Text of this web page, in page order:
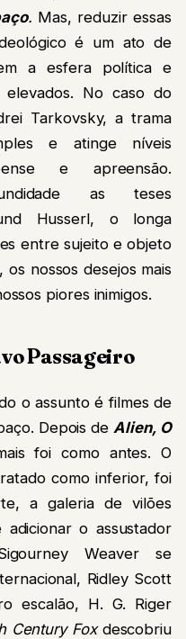
. Mas, reduzir essas
é um ato de
a esfera política e
elevados. No caso do
Tarkovsky, a trama
e atinge níveis
e apreensão.
as teses
Husserl, o longa
entre sujeito e objeto
nossos desejos mais
piores inimigos.
Passageiro
o assunto é filmes de
Depois de Alien, O
foi como antes. O
como inferior, foi
a galeria de vilões
o assustador
Weaver se
Ridley Scott
escalão, H. G. Riger
Century Fox descobriu